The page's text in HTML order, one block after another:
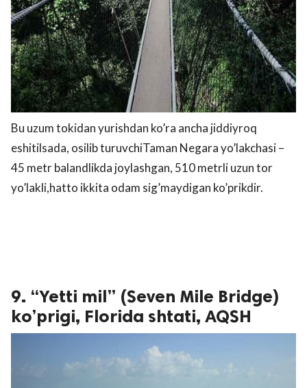
Bu uzum tokidan yurishdan ko’ra ancha jiddiyroq
eshitilsada, osilib turuvchiTaman Negara yo’lakchasi –
45 metr balandlikda joylashgan, 510 metrli uzun tor
yo’lakli,hatto ikkita odam sig’maydigan ko’prikdir.
9. “Yetti mil” (Seven Mile Bridge)
ko’prigi, Florida shtati, AQSH